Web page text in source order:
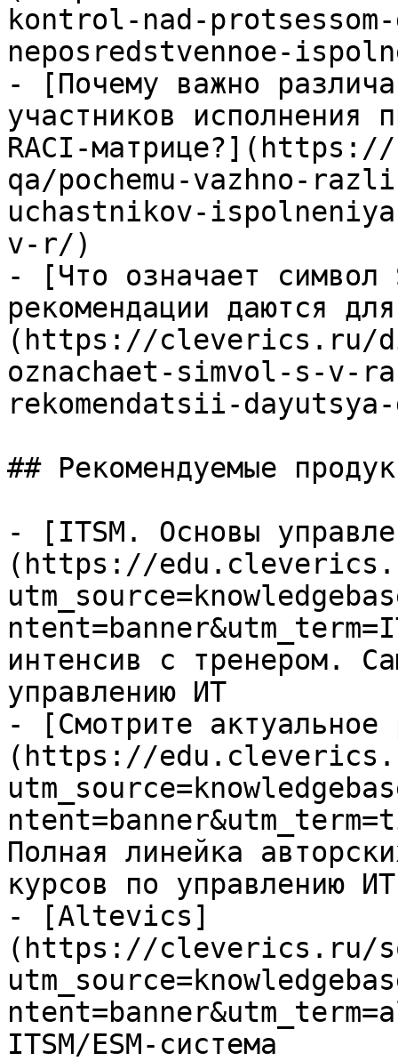
kontrol-nad-
neposredstvennoe-
- [Почему важно
участников исполнения
RACI-
qa/pochemu-vazhno-
uchastnikov-
v-r/)
- [Что означает символ
рекомендации даются
(https://cleverics.ru/
oznachaet-simvol-s-
rekomendatsii-
## Рекомендуемые
- [ITSM. Основы
(https://
интенсив с тренером.
управлению ИТ
- [Смотрите актуальное
(https://
Полная линейка
курсов по управлению ИТ
- [Altevics]
(https://cleverics.ru/
ITSM/ESM-система